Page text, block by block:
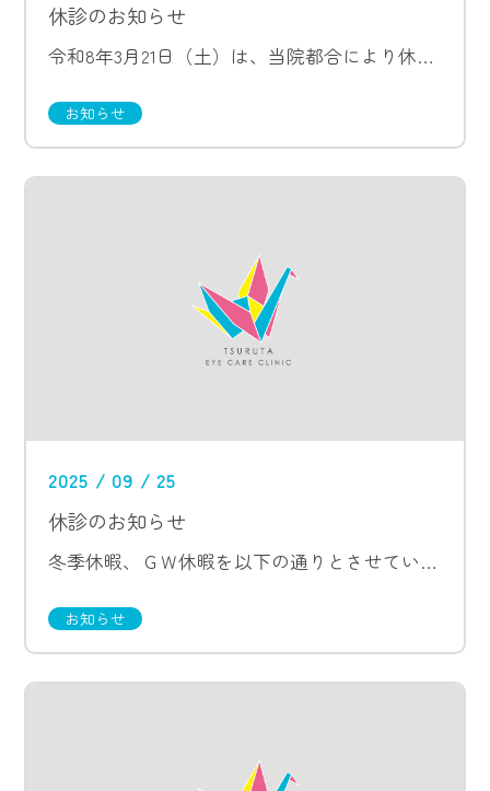
休診のお知らせ
令和8年3月21日（土）は、当院都合により休診とさせていただきます。
お知らせ
2025 / 09 / 25
休診のお知らせ
冬季休暇、ＧＷ休暇を以下の通りとさせていただきます。 冬季休暇 12月28日（日）〜 1月4日（日） ＧＷ休暇 4月29日（水）、30日（木） 休診 5月1日（金）、2日（土） 診療 5月3日（日）〜 7日（木） 休診
お知らせ